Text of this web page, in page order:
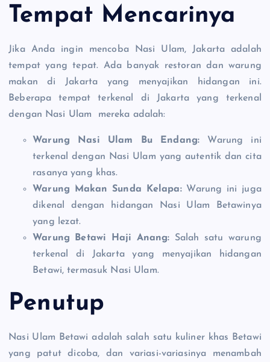
Tempat Mencarinya
Jika Anda ingin mencoba Nasi Ulam, Jakarta adalah
tempat yang tepat. Ada banyak restoran dan warung
makan di Jakarta yang menyajikan hidangan ini.
Beberapa tempat terkenal di Jakarta yang terkenal
dengan Nasi Ulam mereka adalah:
Warung Nasi Ulam Bu Endang: Warung ini
terkenal dengan Nasi Ulam yang autentik dan cita
rasanya yang khas.
Warung Makan Sunda Kelapa:Warung ini juga
dikenal dengan hidangan Nasi Ulam Betawinya
yang lezat.
Warung Betawi Haji Anang: Salah satu warung
terkenal di Jakarta yang menyajikan hidangan
Betawi, termasuk Nasi Ulam.
Penutup
Nasi Ulam Betawi adalah salah satu kuliner khas Betawi
yang patut dicoba, dan variasi-variasinya menambah